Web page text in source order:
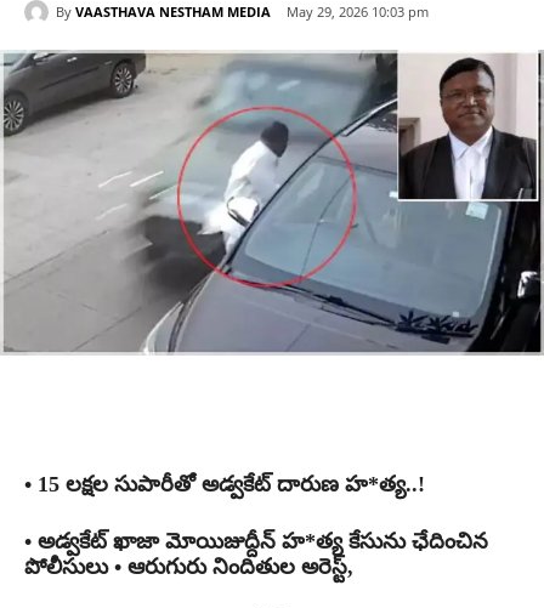
By VAASTHAVA NESTHAM MEDIA May 29, 2026 10:03 pm
• 15 లక్షల సుపారీతో అడ్వకేట్ దారుణ హ*త్య..!
• అడ్వకేట్ ఖాజా మోయిజుద్దీన్ హ*త్య కేసును ఛేదించిన
పోలీసులు • ఆరుగురు నిందితుల అరెస్ట్,